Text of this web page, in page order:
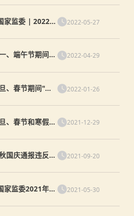
家监委 | 2022年
2022-05-27
、端午节期间违
2022-04-29
、春节期间"四
2022-01-26
、春节和寒假期
2021-12-29
国庆通报违反中
2021-09-20
家监委2021年五
2021-05-30